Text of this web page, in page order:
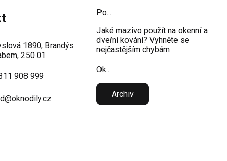
1890, Brandýs
250 01
908 999
Po...
Jaké mazivo použít na okenní a
dveřní kování? Vyhněte se
nejčastějším chybám
Ok...
Archiv